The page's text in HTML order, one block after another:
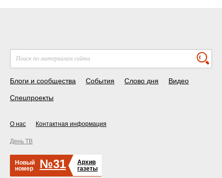
Блоги и сообщества События Слово дня Видео
Спецпроекты
О нас Контактная информация
День ТВ
Новый
номер
№31
Архив
газеты